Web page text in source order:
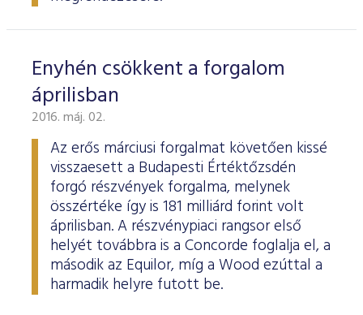
Enyhén csökkent a forgalom
áprilisban
2016. máj. 02.
Az erős márciusi forgalmat követően kissé
visszaesett a Budapesti Értéktőzsdén
forgó részvények forgalma, melynek
összértéke így is 181 milliárd forint volt
áprilisban. A részvénypiaci rangsor első
helyét továbbra is a Concorde foglalja el, a
második az Equilor, míg a Wood ezúttal a
harmadik helyre futott be.